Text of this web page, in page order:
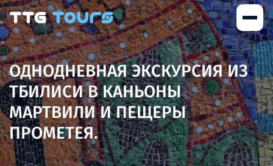
ОДНОДНЕВНАЯ ЭКСКУРСИЯ ИЗ
ТБИЛИСИ В КАНЬОНЫ
МАРТВИЛИ И ПЕЩЕРЫ
ПРОМЕТЕЯ.